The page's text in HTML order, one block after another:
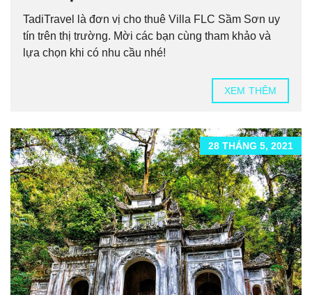
TadiTravel là đơn vị cho thuê Villa FLC Sầm Sơn uy
tín trên thị trường. Mời các bạn cùng tham khảo và
lựa chọn khi có nhu cầu nhé!
XEM THÊM
28 THÁNG 5, 2021